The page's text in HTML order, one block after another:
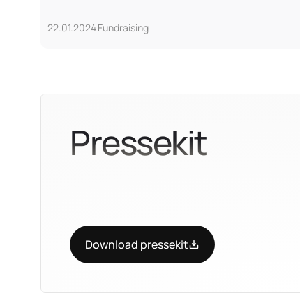
22.01.2024Fundraising
Pressekit
Download pressekit